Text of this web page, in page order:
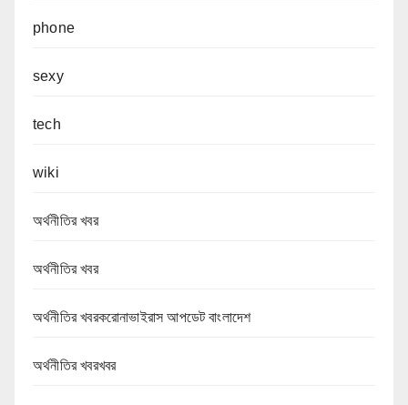
phone
sexy
tech
wiki
অর্থনীতির খবর
অর্থনীতির খবর
অর্থনীতির খবরকরোনাভাইরাস আপডেট বাংলাদেশ
অর্থনীতির খবরখবর